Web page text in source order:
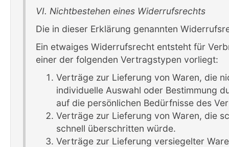
VI. Nichtbestehen eines Widerrufsrechts
Die in dieser Erklärung genannten
Ein etwaiges Widerrufsrecht entsteht für
einer der folgenden Vertragstypen vorliegt:
Verträge zur Lieferung von Waren, die
individuelle Auswahl oder Bestimmung
auf die persönlichen Bedürfnisse des
Verträge zur Lieferung von Waren, die
schnell überschritten würde.
Verträge zur Lieferung versiegelter